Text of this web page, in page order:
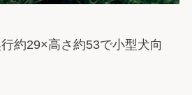
約29×高さ約53で小型犬向